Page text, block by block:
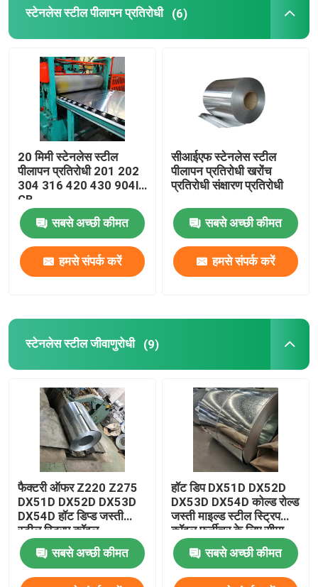
स्टेनलेस स्टील पीलापन प्रतिरोधी (6)
20 मिमी स्टेनलेस स्टील
पीलापन प्रतिरोधी 201 202
304 316 420 430 904l
GB
सबसे अच्छी कीमत
हमसे संपर्क करें
सीआईएफ स्टेनलेस स्टील
पीलापन प्रतिरोधी खरोंच
प्रतिरोधी संक्षारण प्रतिरोधी
सबसे अच्छी कीमत
हमसे संपर्क करें
स्टेनलेस स्टील जीवाणुरोधी (9)
फैक्टरी ऑफर Z220 Z275
DX51D DX52D DX53D
DX54D हॉट डिप्ड जस्ती
स्टील स्ट्रिप कॉइल
सबसे अच्छी कीमत
हॉट डिप DX51D DX52D
DX53D DX54D कोल्ड रोल्ड
जस्ती माइल्ड स्टील स्ट्रिप
कॉइल फर्नीचर के लिए सीमा
शुल्क
सबसे अच्छी कीमत